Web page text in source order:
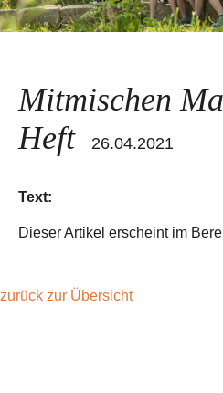
Mitmischen
Heft 26.04.2021
Text:
Dieser Artikel erscheint im
zurück zur Übersicht